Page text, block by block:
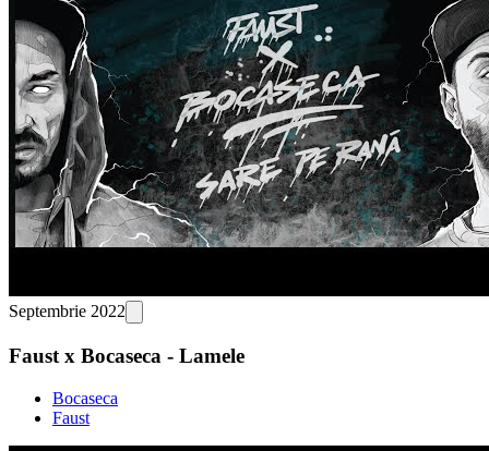
Septembrie 2022
Faust x Bocaseca - Lamele
Bocaseca
Faust